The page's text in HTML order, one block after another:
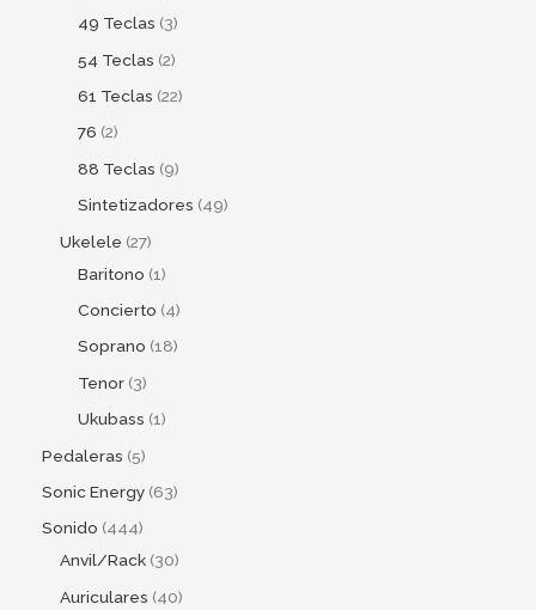
49 Teclas 3
54 Teclas 2
61 Teclas 22
76 2
88 Teclas 9
Sintetizadores 49
Ukelele 27
Baritono 1
Concierto 4
Soprano 18
Tenor 3
Ukubass 1
Pedaleras 5
Sonic Energy 63
Sonido 444
Anvil/Rack 30
Auriculares 40